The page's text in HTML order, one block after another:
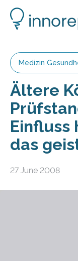
Medizin
Ältere
Einfluss
das
27 June 2008